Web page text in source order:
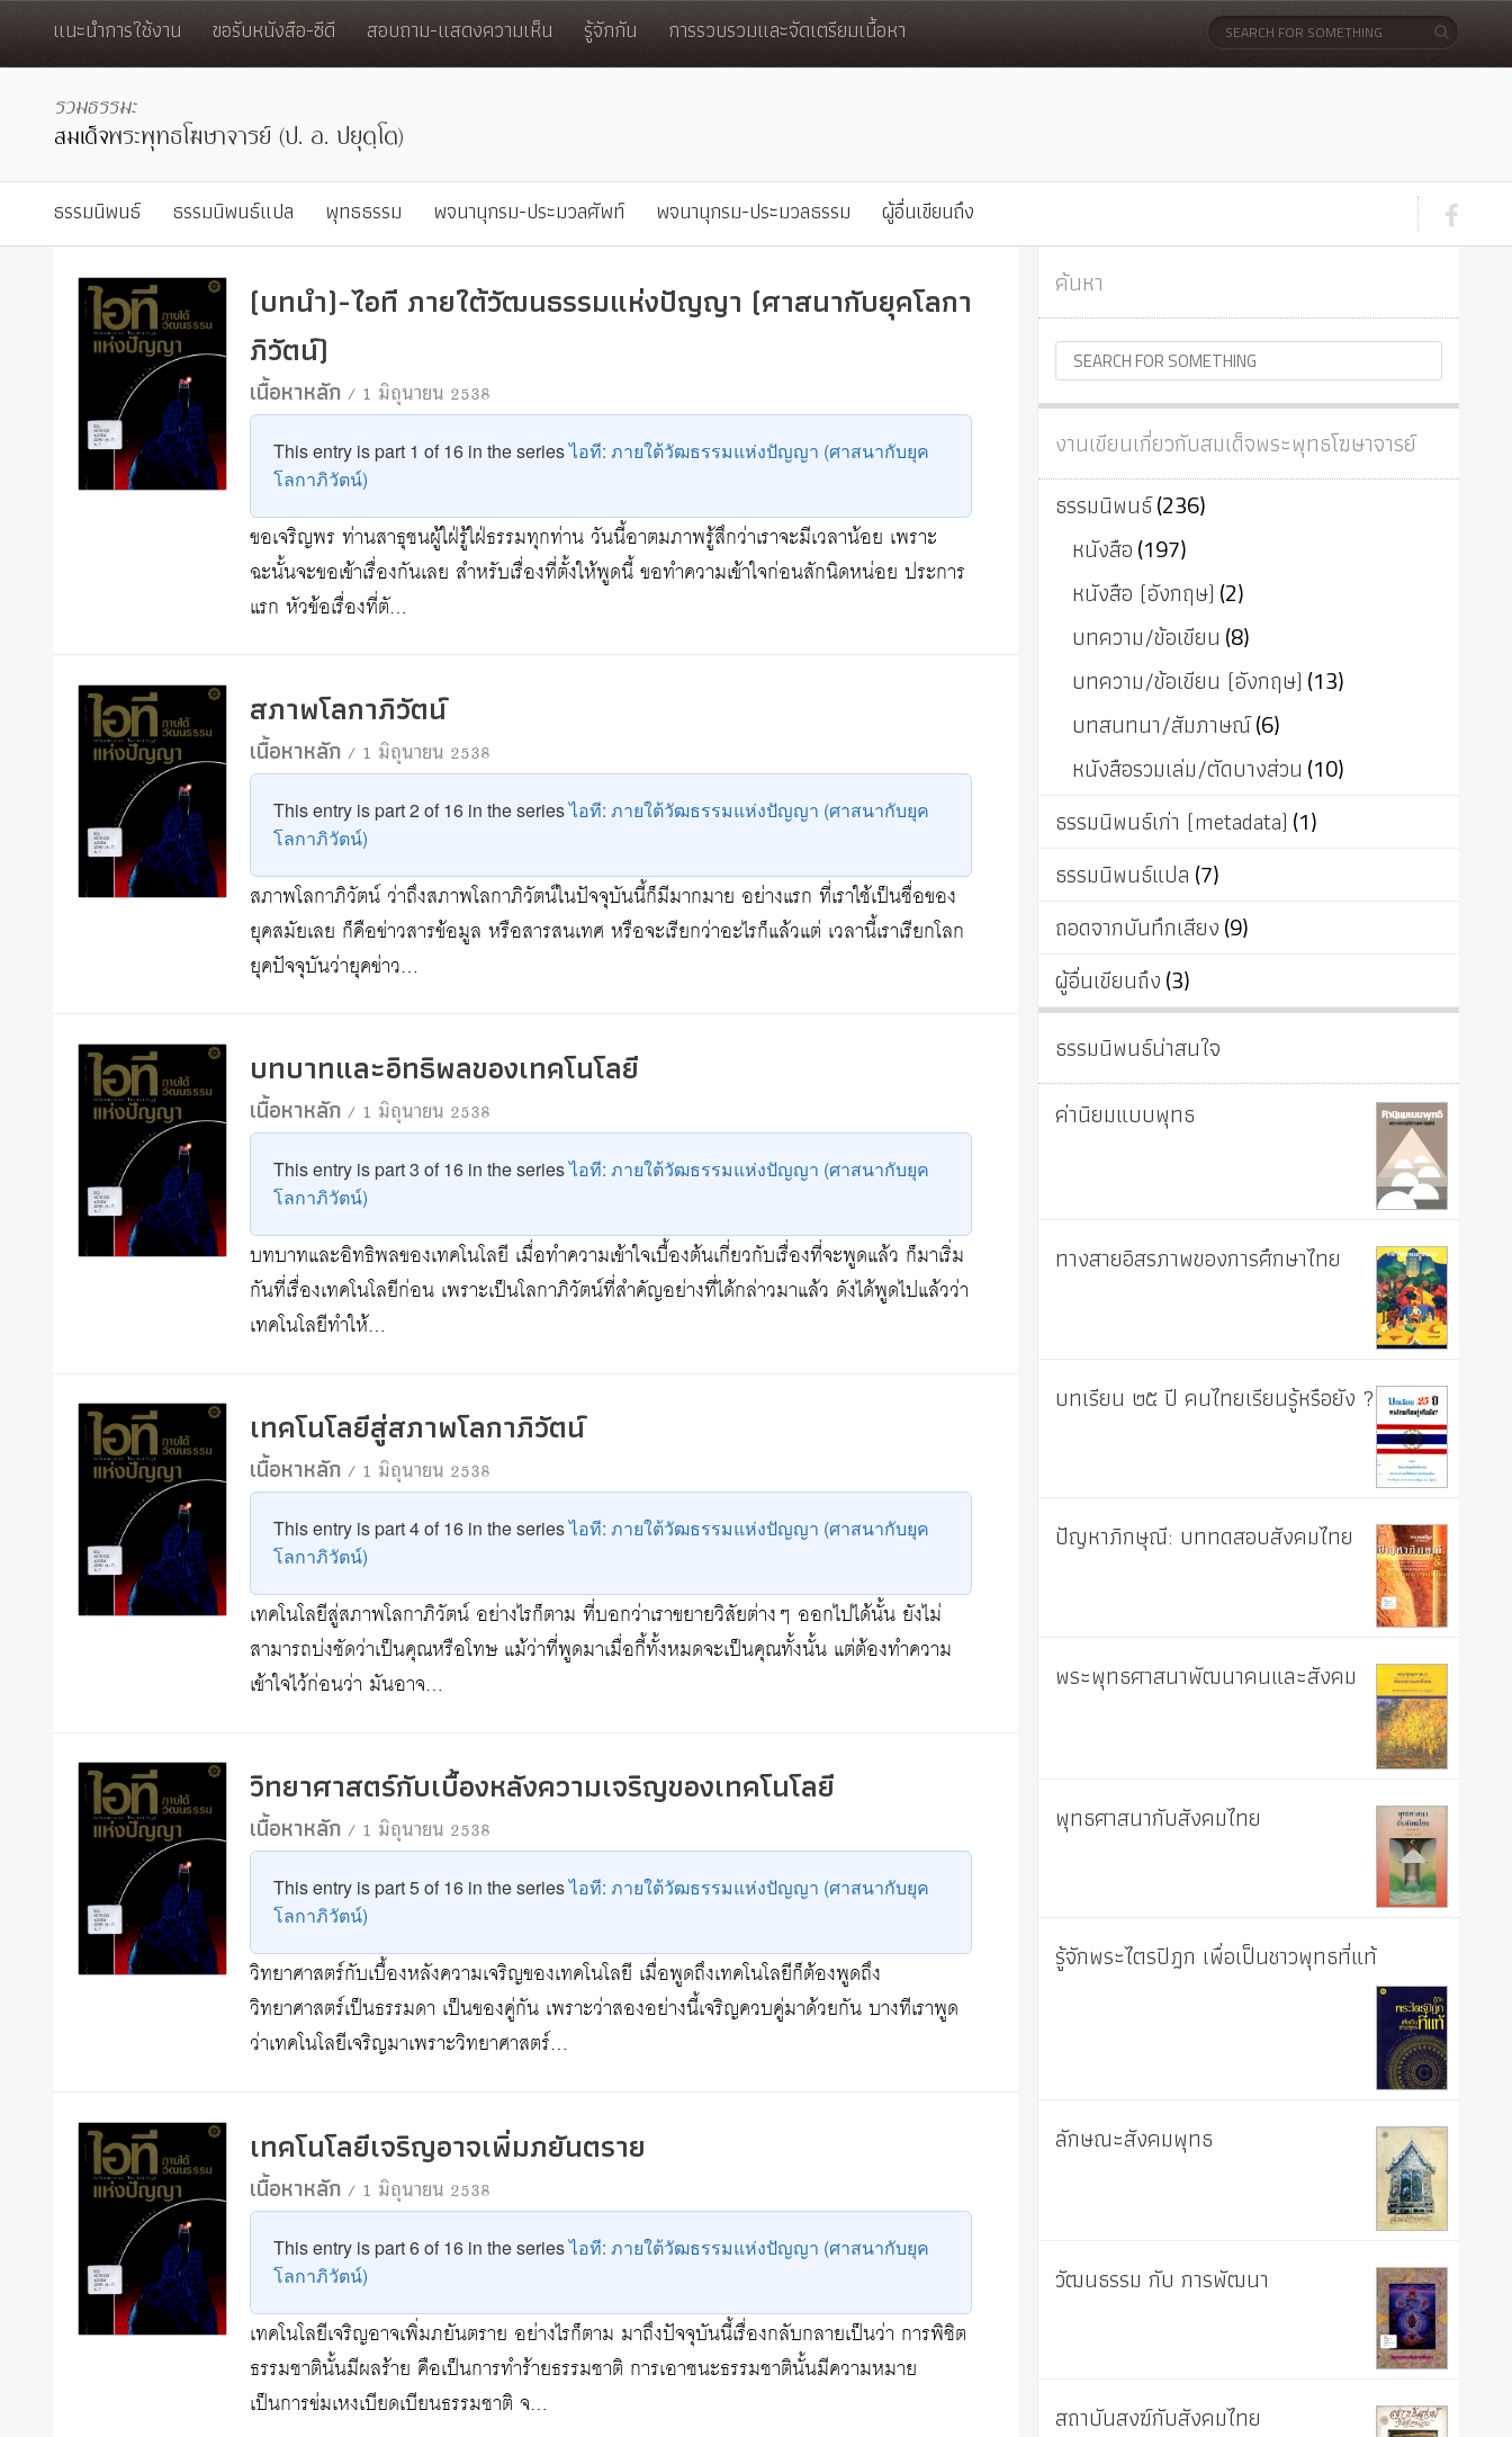
แนะนำการใช้งาน ขอรับหนังสือ-ซีดี สอบถาม-แสดงความเห็น รู้จักกัน การรวบรวมและจัดเตรียมเนื้อหา
ธรรมนิพนธ์ ธรรมนิพนธ์แปล พุทธธรรม พจนานุกรม-ประมวลศัพท์ พจนานุกรม-ประมวลธรรม ผู้อื่นเขียนถึง
(บทนำ)-ไอที ภายใต้วัฒนธรรมแห่งปัญญา (ศาสนากับยุคโลกา
ภิวัตน์)
เนื้อหาหลัก/ 1 มิถุนายน 2538
This entry is part 1 of 16 in the seriesไอที: ภายใต้วัฒธรรมแห่งปัญญา (ศาสนากับยุค
โลกาภิวัตน์)
ขอเจริญพร ท่านสาธุชนผู้ใฝ่รู้ใฝ่ธรรมทุกท่าน วันนี้อาตมภาพรู้สึกว่าเราจะมีเวลาน้อย เพราะ
ฉะนั้นจะขอเข้าเรื่องกันเลย สำหรับเรื่องที่ตั้งให้พูดนี้ ขอทำความเข้าใจก่อนสักนิดหน่อย ประการ
แรก หัวข้อเรื่องที่ตั…
สภาพโลกาภิวัตน์
เนื้อหาหลัก/ 1 มิถุนายน 2538
This entry is part 2 of 16 in the seriesไอที: ภายใต้วัฒธรรมแห่งปัญญา (ศาสนากับยุค
โลกาภิวัตน์)
สภาพโลกาภิวัตน์ ว่าถึงสภาพโลกาภิวัตน์ในปัจจุบันนี้ก็มีมากมาย อย่างแรก ที่เราใช้เป็นชื่อของ
ยุคสมัยเลย ก็คือข่าวสารข้อมูล หรือสารสนเทศ หรือจะเรียกว่าอะไรก็แล้วแต่ เวลานี้เราเรียกโลก
ยุคปัจจุบันว่ายุคข่าว…
บทบาทและอิทธิพลของเทคโนโลยี
เนื้อหาหลัก/ 1 มิถุนายน 2538
This entry is part 3 of 16 in the seriesไอที: ภายใต้วัฒธรรมแห่งปัญญา (ศาสนากับยุค
โลกาภิวัตน์)
บทบาทและอิทธิพลของเทคโนโลยี เมื่อทำความเข้าใจเบื้องต้นเกี่ยวกับเรื่องที่จะพูดแล้ว ก็มาเริ่ม
กันที่เรื่องเทคโนโลยีก่อน เพราะเป็นโลกาภิวัตน์ที่สำคัญอย่างที่ได้กล่าวมาแล้ว ดังได้พูดไปแล้วว่า
เทคโนโลยีทำให้…
เทคโนโลยีสู่สภาพโลกาภิวัตน์
เนื้อหาหลัก/ 1 มิถุนายน 2538
This entry is part 4 of 16 in the seriesไอที: ภายใต้วัฒธรรมแห่งปัญญา (ศาสนากับยุค
โลกาภิวัตน์)
เทคโนโลยีสู่สภาพโลกาภิวัตน์ อย่างไรก็ตาม ที่บอกว่าเราขยายวิสัยต่างๆ ออกไปได้นั้น ยังไม่
สามารถบ่งชัดว่าเป็นคุณหรือโทษ แม้ว่าที่พูดมาเมื่อกี้ทั้งหมดจะเป็นคุณทั้งนั้น แต่ต้องทำความ
เข้าใจไว้ก่อนว่า มันอาจ…
วิทยาศาสตร์กับเบื้องหลังความเจริญของเทคโนโลยี
เนื้อหาหลัก/ 1 มิถุนายน 2538
This entry is part 5 of 16 in the seriesไอที: ภายใต้วัฒธรรมแห่งปัญญา (ศาสนากับยุค
โลกาภิวัตน์)
วิทยาศาสตร์กับเบื้องหลังความเจริญของเทคโนโลยี เมื่อพูดถึงเทคโนโลยีก็ต้องพูดถึง
วิทยาศาสตร์เป็นธรรมดา เป็นของคู่กัน เพราะว่าสองอย่างนี้เจริญควบคู่มาด้วยกัน บางทีเราพูด
ว่าเทคโนโลยีเจริญมาเพราะวิทยาศาสตร์…
เทคโนโลยีเจริญอาจเพิ่มภยันตราย
เนื้อหาหลัก/ 1 มิถุนายน 2538
This entry is part 6 of 16 in the seriesไอที: ภายใต้วัฒธรรมแห่งปัญญา (ศาสนากับยุค
โลกาภิวัตน์)
เทคโนโลยีเจริญอาจเพิ่มภยันตราย อย่างไรก็ตาม มาถึงปัจจุบันนี้เรื่องกลับกลายเป็นว่า การพิชิต
ธรรมชาตินั้นมีผลร้าย คือเป็นการทำร้ายธรรมชาติ การเอาชนะธรรมชาตินั้นมีความหมาย
เป็นการข่มเหงเบียดเบียนธรรมชาติ จ…
ค้นหา
งานเขียนเกี่ยวกับสมเด็จพระพุทธโฆษาจารย์
ธรรมนิพนธ์(236)
หนังสือ(197)
หนังสือ (อังกฤษ) (2)
บทความ/ข้อเขียน (8)
บทความ/ข้อเขียน (อังกฤษ) (13)
บทสนทนา/สัมภาษณ์(6)
หนังสือรวมเล่ม/ตัดบางส่วน (10)
ธรรมนิพนธ์เก่า (metadata) (1)
ธรรมนิพนธ์แปล (7)
ถอดจากบันทึกเสียง(9)
ผู้อื่นเขียนถึง(3)
ธรรมนิพนธ์น่าสนใจ
ค่านิยมแบบพุทธ
ทางสายอิสรภาพของการศึกษาไทย
บทเรียน ๒๕ ปี คนไทยเรียนรู้หรือยัง ?
ปัญหาภิกษุณี: บททดสอบสังคมไทย
พระพุทธศาสนาพัฒนาคนและสังคม
พุทธศาสนากับสังคมไทย
รู้จักพระไตรปิฎก เพื่อเป็นชาวพุทธที่แท้
ลักษณะสังคมพุทธ
วัฒนธรรม กับ การพัฒนา
สถาบันสงฆ์กับสังคมไทย